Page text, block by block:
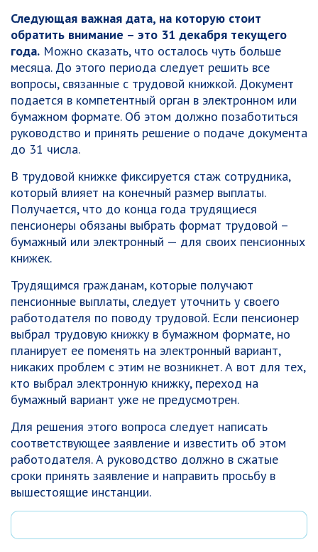
Следующая важная дата, на которую стоит
обратить внимание – это 31 декабря текущего
года. Можно сказать, что осталось чуть больше
месяца. До этого периода следует решить все
вопросы, связанные с трудовой книжкой. Документ
подается в компетентный орган в электронном или
бумажном формате. Об этом должно позаботиться
руководство и принять решение о подаче документа
до 31 числа.
В трудовой книжке фиксируется стаж сотрудника,
который влияет на конечный размер выплаты.
Получается, что до конца года трудящиеся
пенсионеры обязаны выбрать формат трудовой –
бумажный или электронный — для своих пенсионных
книжек.
Трудящимся гражданам, которые получают
пенсионные выплаты, следует уточнить у своего
работодателя по поводу трудовой. Если пенсионер
выбрал трудовую книжку в бумажном формате, но
планирует ее поменять на электронный вариант,
никаких проблем с этим не возникнет. А вот для тех,
кто выбрал электронную книжку, переход на
бумажный вариант уже не предусмотрен.
Для решения этого вопроса следует написать
соответствующее заявление и известить об этом
работодателя. А руководство должно в сжатые
сроки принять заявление и направить просьбу в
вышестоящие инстанции.